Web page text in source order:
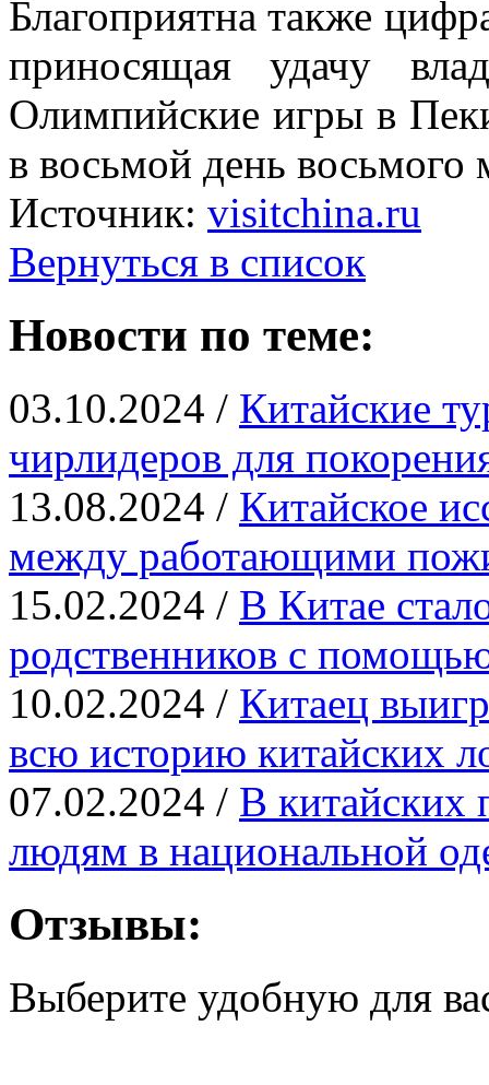
Благоприятна также
приносящая удачу
Олимпийские игры в
в восьмой день восьмого
Источник: visitchina.ru
Вернуться в список
Новости по теме:
03.10.2024 / Китайские
чирлидеров для
13.08.2024 / Китайское
между работающими
15.02.2024 / В Китае
родственников с
10.02.2024 / Китаец
всю историю китайских
07.02.2024 / В китайских
людям в национальной
Отзывы:
Выберите удобную для